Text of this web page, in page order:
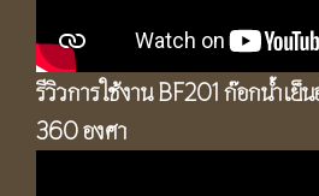
รีวิวการใช้งาน BF201 ก๊อกน้ำเย็
360 องศา